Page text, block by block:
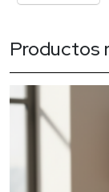
Productos